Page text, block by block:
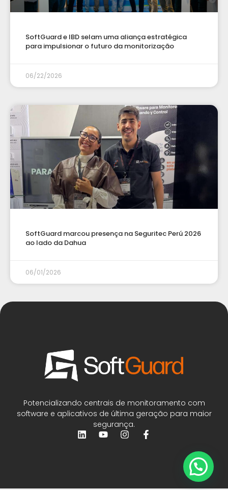
SoftGuard e IBD selam uma aliança estratégica
para impulsionar o futuro da monitorização
06/22/2026
SoftGuard marcou presença na Seguritec Perú 2026
ao lado da Dahua
06/01/2026
Potencializando centrais de monitoramento com
software e aplicativos de última geração para maior
segurança.